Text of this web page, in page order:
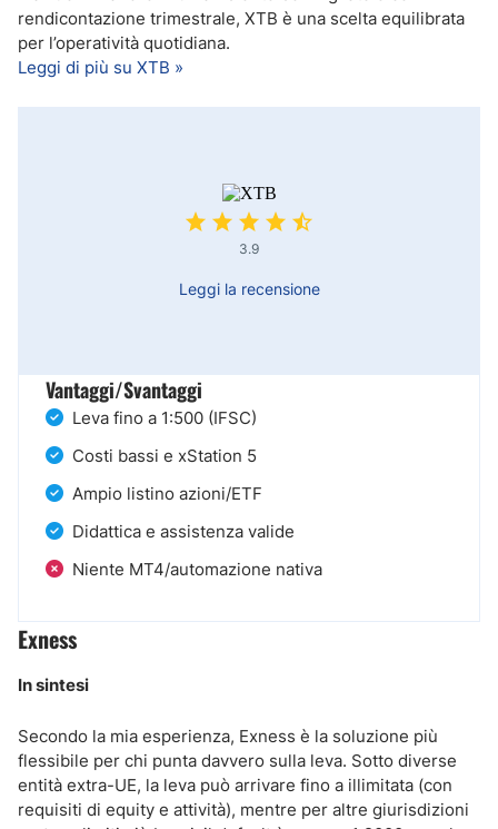
rendicontazione trimestrale, XTB è una scelta equilibrata
per l’operatività quotidiana.
Leggi di più su XTB »
3.9
Leggi la recensione
Vantaggi/Svantaggi
Leva fino a 1:500 (IFSC)
Costi bassi e xStation 5
Ampio listino azioni/ETF
Didattica e assistenza valide
Niente MT4/automazione nativa
Exness
In sintesi
Secondo la mia esperienza, Exness è la soluzione più
flessibile per chi punta davvero sulla leva. Sotto diverse
entità extra-UE, la leva può arrivare fino a illimitata (con
requisiti di equity e attività), mentre per altre giurisdizioni